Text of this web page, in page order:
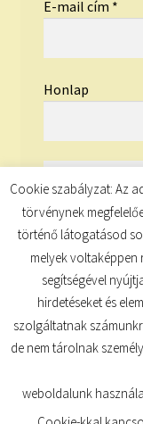
E-mail cím *
Honlap
© TUDATKULCS
Cookie szabályzat: Az
törvénynek
történő látogatásod
melyek
segítségével
hirdetéseket és
szolgáltatnak
de nem tárolnak
weboldalunk